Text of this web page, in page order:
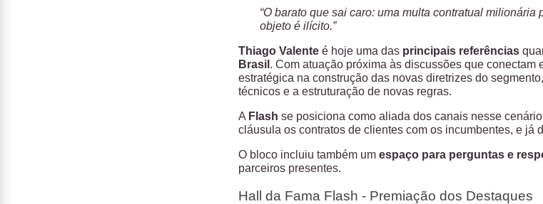
“O barato que sai caro: uma multa contratual
objeto é ilícito.”
Thiago Valenteé hoje uma das principais referências
Brasil . Com atuação próxima às discussões que
estratégica na construção das novas diretrizes do
técnicos e a estruturação de novas regras.
A Flash se posiciona como aliada dos canais nesse
cláusula os contratos de clientes com os incumbentes, e
O bloco incluiu também um espaço para perguntas e
parceiros presentes.
Hall da Fama Flash - Premiação dos Destaques